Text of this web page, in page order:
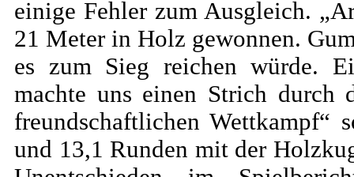
einige Fehler zum Ausgleich.
21 Meter in Holz gewonnen.
es zum Sieg reichen würde.
machte uns einen Strich durch
freundschaftlichen
und 13,1 Runden mit der